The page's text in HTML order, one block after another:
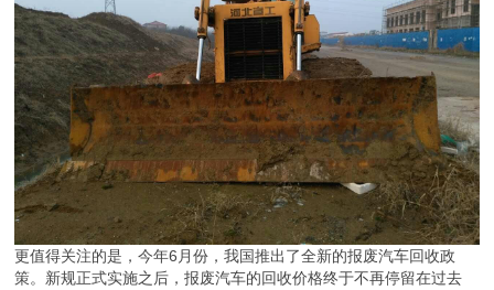
更值得关注的是，今年6月份，我国推出了全新的报废汽车回收政
策。新规正式实施之后，报废汽车的回收价格终于不再停留在过去